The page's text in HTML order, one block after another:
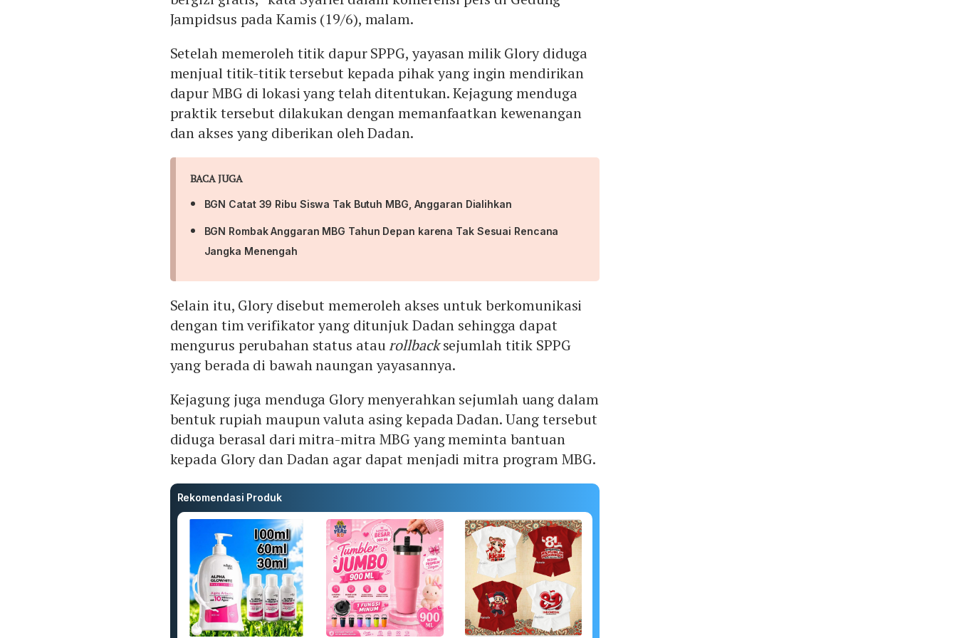
Jampidsus pada Kamis (19/6), malam.
Setelah memeroleh titik dapur SPPG, yayasan milik Glory diduga
menjual titik-titik tersebut kepada pihak yang ingin mendirikan
dapur MBG di lokasi yang telah ditentukan. Kejagung menduga
praktik tersebut dilakukan dengan memanfaatkan kewenangan
dan akses yang diberikan oleh Dadan.
BACA JUGA
BGN Catat 39 Ribu Siswa Tak Butuh MBG, Anggaran Dialihkan
BGN Rombak Anggaran MBG Tahun Depan karena Tak Sesuai Rencana
Jangka Menengah
Selain itu, Glory disebut memeroleh akses untuk berkomunikasi
dengan tim verifikator yang ditunjuk Dadan sehingga dapat
mengurus perubahan status ataurollbacksejumlah titik SPPG
yang berada di bawah naungan yayasannya.
Kejagung juga menduga Glory menyerahkan sejumlah uang dalam
bentuk rupiah maupun valuta asing kepada Dadan. Uang tersebut
diduga berasal dari mitra-mitra MBG yang meminta bantuan
kepada Glory dan Dadan agar dapat menjadi mitra program MBG.
Rekomendasi Produk